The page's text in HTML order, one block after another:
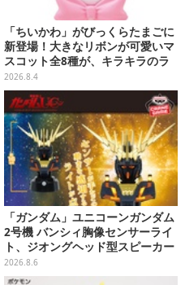
「ちいかわ」がびっくらたまごに
新登場！大きなリボンが可愛いマ
スコット全8種が、キラキラのラ
メ入り入浴剤から飛び出す
2026.8.4
「ガンダム」ユニコーンガンダム
2号機 バンシィ胸像センサーライ
ト、ジオングヘッド型スピーカー
が順次プライズ展開！
2026.8.6